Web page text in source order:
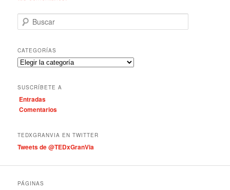
u
c
a
r
CATEGORÍAS
C
e
g
o
a
s
SUSCRÍBETE A
Entradas
Comentarios
TEDXGRANVIA EN TWITTER
Tweets de @TEDxGranVia
PÁGINAS